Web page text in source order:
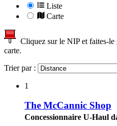
Liste
Carte
Cliquez sur le NIP et faites-
carte.
Trier par :
1
The McCannic Shop
Concessionnaire U-Haul